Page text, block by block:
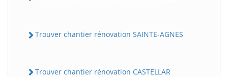
Trouver chantier rénovation SAINTE-AGNES
Trouver chantier rénovation CASTELLAR